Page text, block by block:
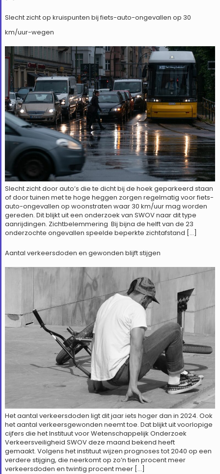
Slecht zicht op kruispunten bij fiets-auto-ongevallen op 30
km/uur-wegen
Slecht zicht door auto’s die te dicht bij de hoek geparkeerd staan
of door tuinen met te hoge heggen zorgen regelmatig voor fiets-
auto-ongevallen op woonstraten waar 30 km/uur mag worden
gereden. Dit blijkt uit een onderzoek van SWOV naar dit type
aanrijdingen. Zichtbelemmering Bij bijna de helft van de 23
onderzochte ongevallen speelde beperkte zichtafstand […]
Aantal verkeersdoden en gewonden blijft stijgen
Het aantal verkeersdoden ligt dit jaar iets hoger dan in 2024. Ook
het aantal verkeersgewonden neemt toe. Dat blijkt uit voorlopige
cijfers die het Instituut voor Wetenschappelijk Onderzoek
Verkeersveiligheid SWOV deze maand bekend heeft
gemaakt. Volgens het instituut wijzen prognoses tot 2040 op een
verdere stijging, die neerkomt op zo’n tien procent meer
verkeersdoden en twintig procent meer […]